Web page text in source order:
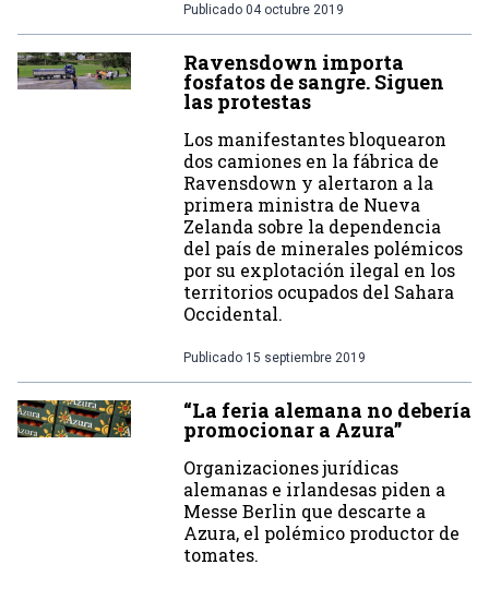
Publicado 04 octubre 2019
Ravensdown importa
fosfatos de sangre. Siguen
las protestas
Los manifestantes bloquearon
dos camiones en la fábrica de
Ravensdown y alertaron a la
primera ministra de Nueva
Zelanda sobre la dependencia
del país de minerales polémicos
por su explotación ilegal en los
territorios ocupados del Sahara
Occidental.
Publicado 15 septiembre 2019
“La feria alemana no debería
promocionar a Azura”
Organizaciones jurídicas
alemanas e irlandesas piden a
Messe Berlin que descarte a
Azura, el polémico productor de
tomates.